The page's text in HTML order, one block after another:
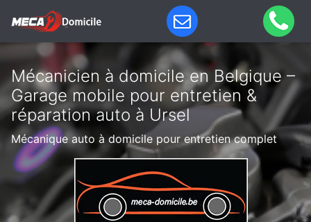
Mécanicien à domicile en Belgique –
Garage mobile pour entretien &
réparation auto à Ursel
Mécanique auto à domicile pour entretien complet